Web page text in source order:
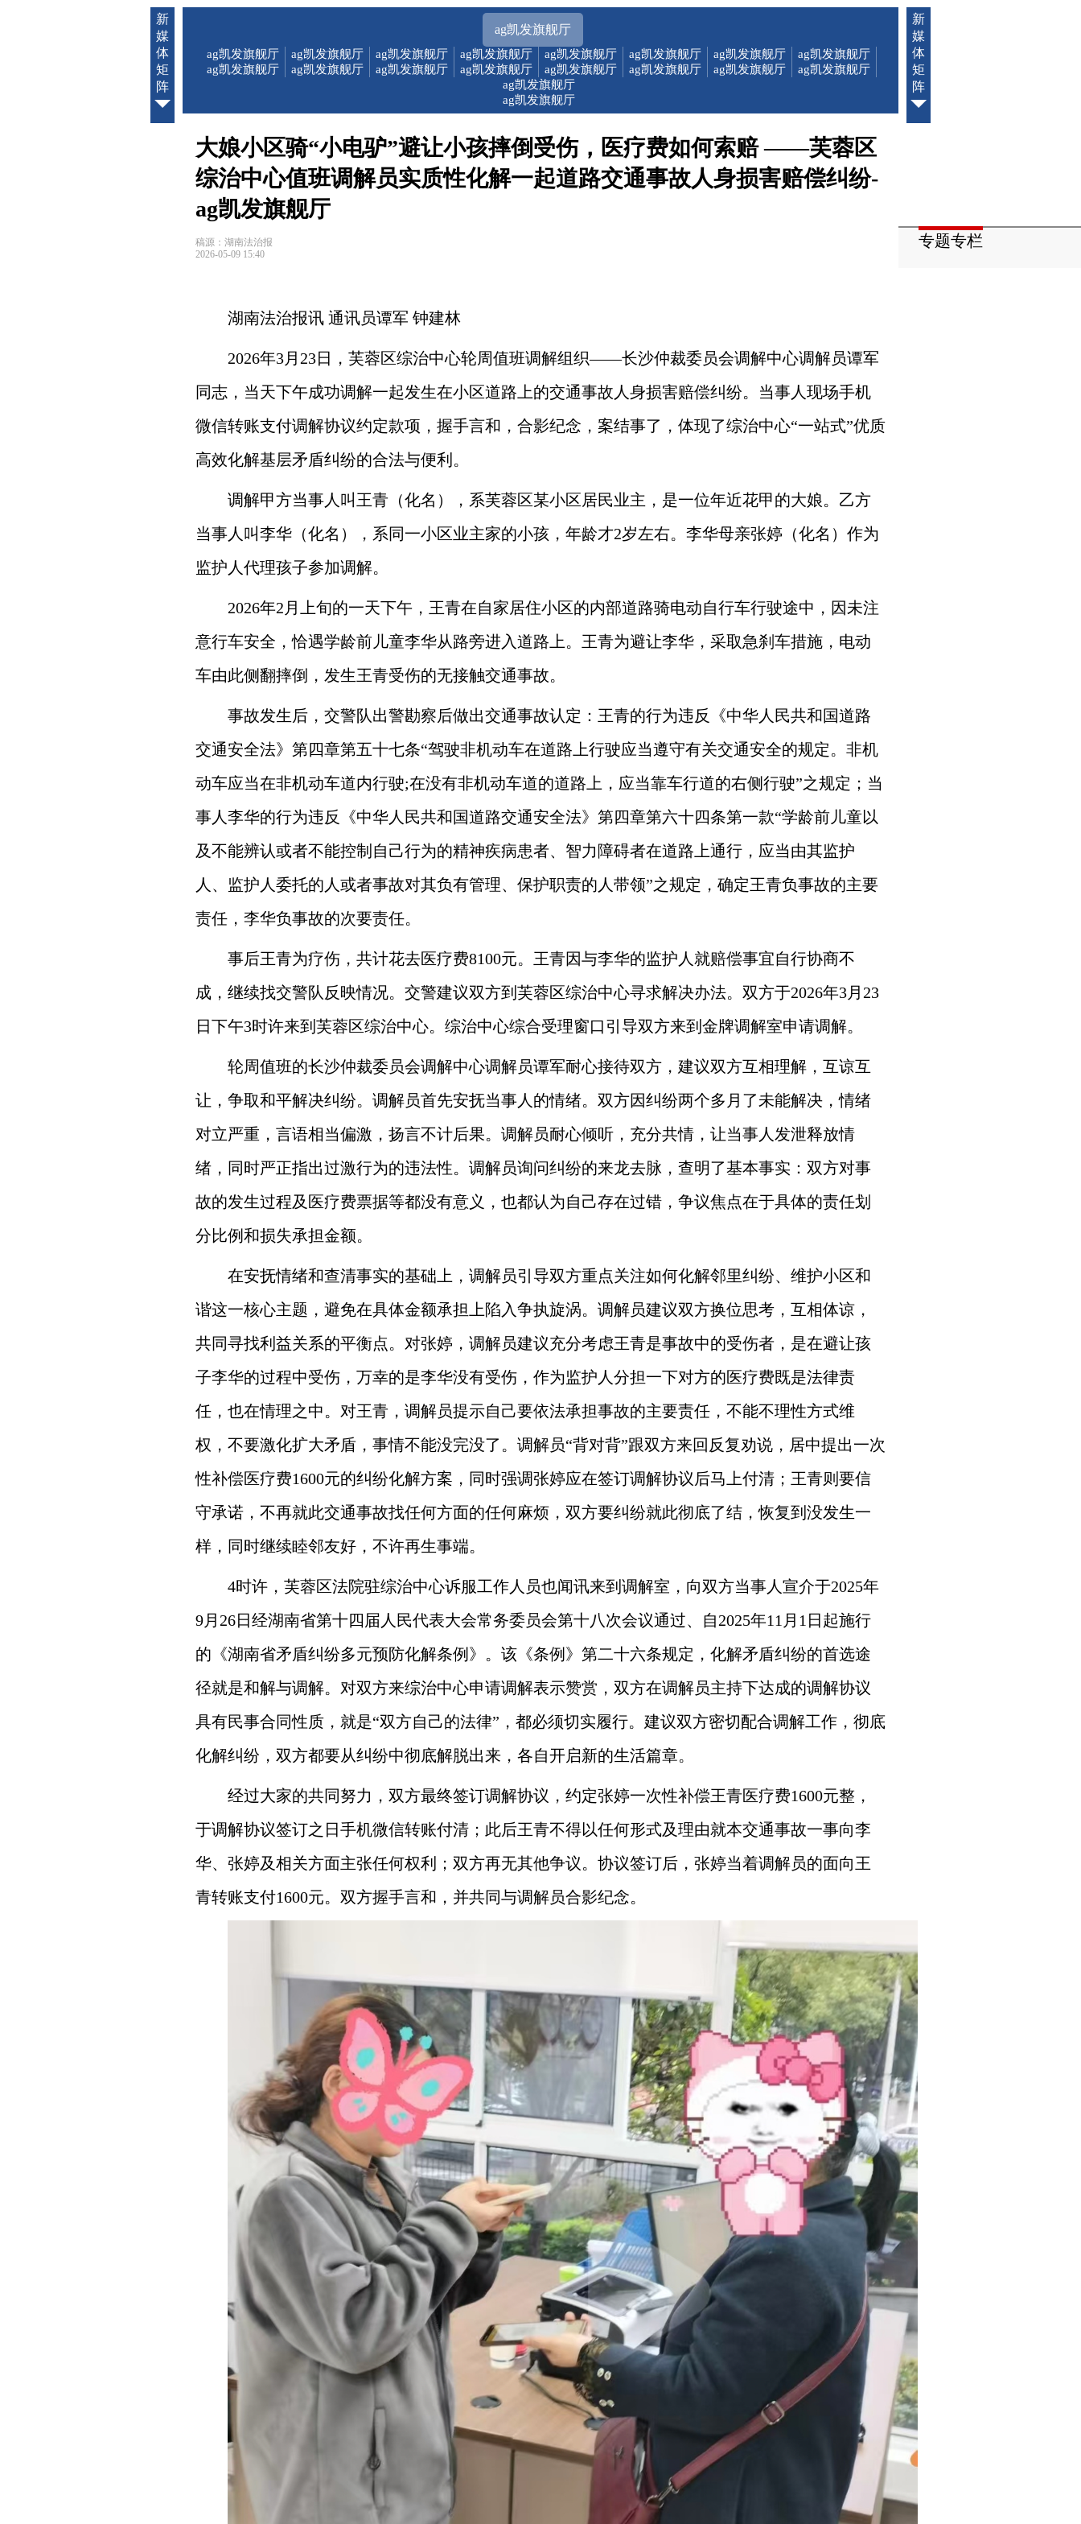
新
媒
体
矩
阵
新
媒
体
矩
阵
ag凯发旗舰厅
ag凯发旗舰厅
ag凯发旗舰厅
ag凯发旗舰厅
ag凯发旗舰厅
ag凯发旗舰厅
ag凯发旗舰厅
ag凯发旗舰厅
ag凯发旗舰厅
ag凯发旗舰厅
ag凯发旗舰厅
ag凯发旗舰厅
ag凯发旗舰厅
ag凯发旗舰厅
ag凯发旗舰厅
ag凯发旗舰厅
ag凯发旗舰厅
ag凯发旗舰厅
ag凯发旗舰厅
大娘小区骑“小电驴”避让小孩摔倒受伤，医疗费如何索赔 ——芙蓉区
综治中心值班调解员实质性化解一起道路交通事故人身损害赔偿纠纷-
ag凯发旗舰厅
稿源：湖南法治报
2026-05-09 15:40
湖南法治报讯 通讯员谭军 钟建林
2026年3月23日，芙蓉区综治中心轮周值班调解组织——长沙仲裁委员会调解中心调解员谭军
同志，当天下午成功调解一起发生在小区道路上的交通事故人身损害赔偿纠纷。当事人现场手机
微信转账支付调解协议约定款项，握手言和，合影纪念，案结事了，体现了综治中心“一站式”优质
高效化解基层矛盾纠纷的合法与便利。
调解甲方当事人叫王青（化名），系芙蓉区某小区居民业主，是一位年近花甲的大娘。乙方
当事人叫李华（化名），系同一小区业主家的小孩，年龄才2岁左右。李华母亲张婷（化名）作为
监护人代理孩子参加调解。
2026年2月上旬的一天下午，王青在自家居住小区的内部道路骑电动自行车行驶途中，因未注
意行车安全，恰遇学龄前儿童李华从路旁进入道路上。王青为避让李华，采取急刹车措施，电动
车由此侧翻摔倒，发生王青受伤的无接触交通事故。
事故发生后，交警队出警勘察后做出交通事故认定：王青的行为违反《中华人民共和国道路
交通安全法》第四章第五十七条“驾驶非机动车在道路上行驶应当遵守有关交通安全的规定。非机
动车应当在非机动车道内行驶;在没有非机动车道的道路上，应当靠车行道的右侧行驶”之规定；当
事人李华的行为违反《中华人民共和国道路交通安全法》第四章第六十四条第一款“学龄前儿童以
及不能辨认或者不能控制自己行为的精神疾病患者、智力障碍者在道路上通行，应当由其监护
人、监护人委托的人或者事故对其负有管理、保护职责的人带领”之规定，确定王青负事故的主要
责任，李华负事故的次要责任。
事后王青为疗伤，共计花去医疗费8100元。王青因与李华的监护人就赔偿事宜自行协商不
成，继续找交警队反映情况。交警建议双方到芙蓉区综治中心寻求解决办法。双方于2026年3月23
日下午3时许来到芙蓉区综治中心。综治中心综合受理窗口引导双方来到金牌调解室申请调解。
轮周值班的长沙仲裁委员会调解中心调解员谭军耐心接待双方，建议双方互相理解，互谅互
让，争取和平解决纠纷。调解员首先安抚当事人的情绪。双方因纠纷两个多月了未能解决，情绪
对立严重，言语相当偏激，扬言不计后果。调解员耐心倾听，充分共情，让当事人发泄释放情
绪，同时严正指出过激行为的违法性。调解员询问纠纷的来龙去脉，查明了基本事实：双方对事
故的发生过程及医疗费票据等都没有意义，也都认为自己存在过错，争议焦点在于具体的责任划
分比例和损失承担金额。
在安抚情绪和查清事实的基础上，调解员引导双方重点关注如何化解邻里纠纷、维护小区和
谐这一核心主题，避免在具体金额承担上陷入争执旋涡。调解员建议双方换位思考，互相体谅，
共同寻找利益关系的平衡点。对张婷，调解员建议充分考虑王青是事故中的受伤者，是在避让孩
子李华的过程中受伤，万幸的是李华没有受伤，作为监护人分担一下对方的医疗费既是法律责
任，也在情理之中。对王青，调解员提示自己要依法承担事故的主要责任，不能不理性方式维
权，不要激化扩大矛盾，事情不能没完没了。调解员“背对背”跟双方来回反复劝说，居中提出一次
性补偿医疗费1600元的纠纷化解方案，同时强调张婷应在签订调解协议后马上付清；王青则要信
守承诺，不再就此交通事故找任何方面的任何麻烦，双方要纠纷就此彻底了结，恢复到没发生一
样，同时继续睦邻友好，不许再生事端。
4时许，芙蓉区法院驻综治中心诉服工作人员也闻讯来到调解室，向双方当事人宣介于2025年
9月26日经湖南省第十四届人民代表大会常务委员会第十八次会议通过、自2025年11月1日起施行
的《湖南省矛盾纠纷多元预防化解条例》。该《条例》第二十六条规定，化解矛盾纠纷的首选途
径就是和解与调解。对双方来综治中心申请调解表示赞赏，双方在调解员主持下达成的调解协议
具有民事合同性质，就是“双方自己的法律”，都必须切实履行。建议双方密切配合调解工作，彻底
化解纠纷，双方都要从纠纷中彻底解脱出来，各自开启新的生活篇章。
经过大家的共同努力，双方最终签订调解协议，约定张婷一次性补偿王青医疗费1600元整，
于调解协议签订之日手机微信转账付清；此后王青不得以任何形式及理由就本交通事故一事向李
华、张婷及相关方面主张任何权利；双方再无其他争议。协议签订后，张婷当着调解员的面向王
青转账支付1600元。双方握手言和，并共同与调解员合影纪念。
专题专栏